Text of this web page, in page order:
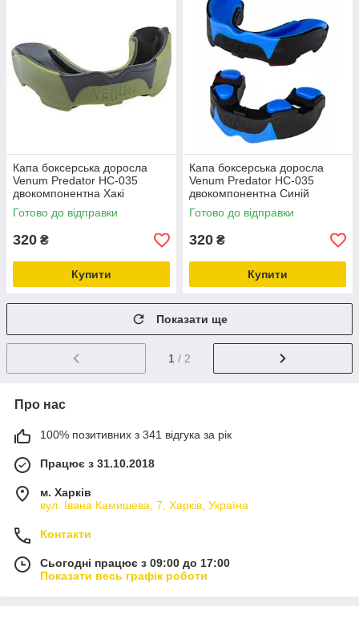
Капа боксерська доросла
Venum Predator HC-035
двокомпонентна Хакі
Готово до відправки
320 ₴
Купити
Капа боксерська доросла
Venum Predator HC-035
двокомпонентна Синій
Готово до відправки
320 ₴
Купити
Показати ще
1 / 2
Про нас
100% позитивних з 341 відгука за рік
Працює з 31.10.2018
м. Харків
вул. Івана Камишева, 7, Харків, Україна
Контакти
Сьогодні працює з 09:00 до 17:00
Показати весь графік роботи